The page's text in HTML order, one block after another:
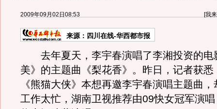
2009年09月02日08:53 [我
来源： 四川在线-华西都市报
去年夏天，李宇春演唱了李湘投资的电
美》的主题曲《梨花香》。昨日，记者获悉
《熊猫大侠》本想再邀李宇春演唱主题曲
工作太忙，湖南卫视推荐由09快女冠军演